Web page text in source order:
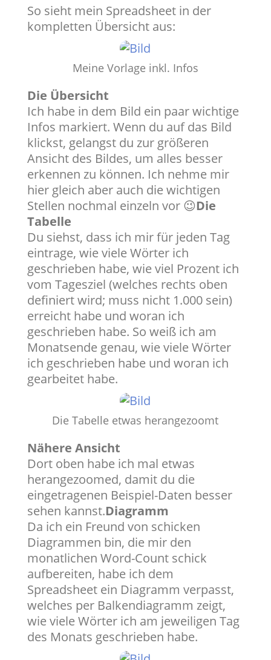
​So sieht mein Spreadsheet in der
kompletten Übersicht aus:
Meine Vorlage inkl. Infos
Die Übersicht
Ich habe in dem Bild ein paar wichtige
Infos markiert. Wenn du auf das Bild
klickst, gelangst du zur größeren
Ansicht des Bildes, um alles besser
erkennen zu können. Ich nehme mir
hier gleich aber auch die wichtigen
Stellen nochmal einzeln vor 😉Die
Tabelle
Du siehst, dass ich mir für jeden Tag
eintrage, wie viele Wörter ich
geschrieben habe, wie viel Prozent ich
vom Tagesziel (welches rechts oben
definiert wird; muss nicht 1.000 sein)
erreicht habe und woran ich
geschrieben habe. So weiß ich am
Monatsende genau, wie viele Wörter
ich geschrieben habe und woran ich
gearbeitet habe.
Die Tabelle etwas herangezoomt
Nähere Ansicht
Dort oben habe ich mal etwas
herangezoomed, damit du die
eingetragenen Beispiel-Daten besser
sehen kannst.Diagramm
Da ich ein Freund von schicken
Diagrammen bin, die mir den
monatlichen Word-Count schick
aufbereiten, habe ich dem
Spreadsheet ein Diagramm verpasst,
welches per Balkendiagramm zeigt,
wie viele Wörter ich am jeweiligen Tag
des Monats geschrieben habe.